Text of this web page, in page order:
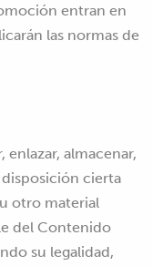
entran en
las normas de
almacenar,
cierta
otro material
del Contenido
su legalidad,